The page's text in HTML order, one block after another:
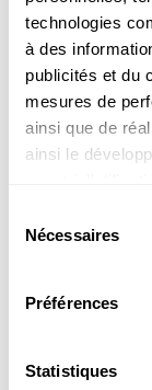
technologies
à des
publicités et du
mesures de
ainsi que de
ainsi le
tout moment en
cookies ou en
Si vous le
Nécessaires
Préférences
Statistiques
La
Votre
Par votre